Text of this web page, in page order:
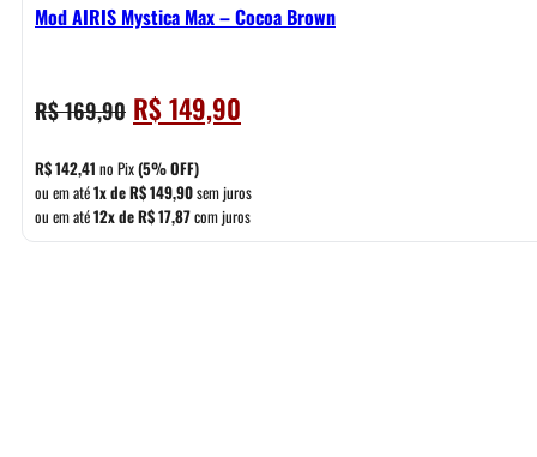
Mod AIRIS Mystica Max – Cocoa Brown
R$169,90 O
preço
original
era:
R$ 169,90.
R$149,90
preço
é:
R$ 149,90.
R$142,41 no Pix(5% OFF)
ou em até1x deR$149,90sem juros
ou em até12x deR$17,87com juros